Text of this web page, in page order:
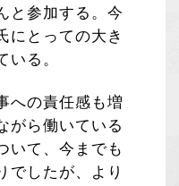
と参加する。今
にとっての大き
いる。
への責任感も増
がら働いている
いて、今までも
でしたが、より